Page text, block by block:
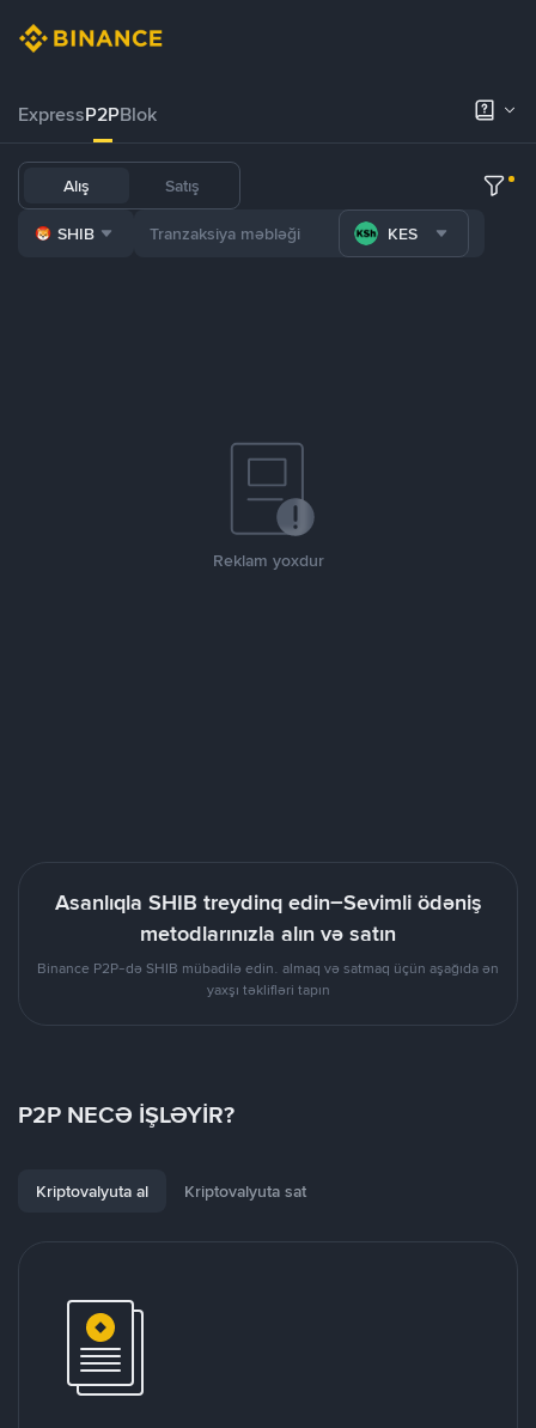
ExpressP2PBlok
Alış Satış
SHIB KES
Reklam yoxdur
Asanlıqla SHIB treydinq edin–Sevimli ödəniş
metodlarınızla alın və satın
Binance P2P-də SHIB mübadilə edin. almaq və satmaq üçün aşağıda ən
yaxşı təklifləri tapın
P2P NECƏ İŞLƏYİR?
Kriptovalyuta al Kriptovalyuta sat